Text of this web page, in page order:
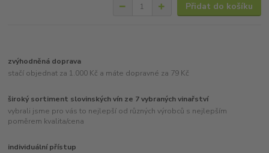
Přidat do košíku
zvýhodněná doprava
stačí objednat za 1.000 Kč a máte dopravné za 79 Kč
široký sortiment slovinských vín ze 7 vybraných vinařství
vybrali jsme pro vás to nejlepší od různých výrobců s nejlepším
poměrem kvalita/cena
individuální přístup